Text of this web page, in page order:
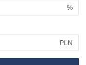
%
PLN